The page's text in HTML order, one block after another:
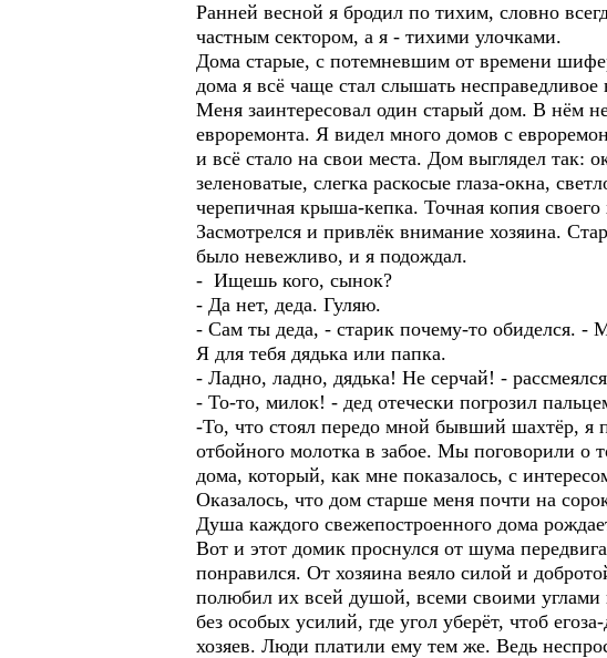
Ранней весной я бродил по тихим, словно
частным сектором, а я - тихими улочками.
Дома старые, с потемневшим от времени
дома я всё чаще стал слышать
Меня заинтересовал один старый дом. В нём
евроремонта. Я видел много домов с
и всё стало на свои места. Дом выглядел так:
зеленоватые, слегка раскосые глаза-окна,
черепичная крыша-кепка. Точная копия
Засмотрелся и привлёк внимание хозяина.
было невежливо, и я подождал.
- Ищешь кого, сынок?
- Да нет, деда. Гуляю.
- Сам ты деда, - старик почему-то обиделся. -
Я для тебя дядька или папка.
- Ладно, ладно, дядька! Не серчай! -
- То-то, милок! - дед отечески погрозил
-То, что стоял передо мной бывший шахтёр, я
отбойного молотка в забое. Мы поговорили о
дома, который, как мне показалось, с
Оказалось, что дом старше меня почти на
Душа каждого свежепостроенного дома
Вот и этот домик проснулся от шума
понравился. От хозяина веяло силой и
полюбил их всей душой, всеми своими углами
без особых усилий, где угол уберёт, чтоб
хозяев. Люди платили ему тем же. Ведь